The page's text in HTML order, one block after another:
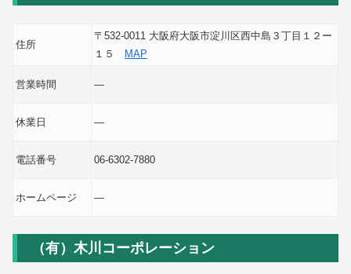
住所
〒532-0011 大阪府大阪市淀川区西中島３丁目１２ー
１５ MAP
営業時間 ―
休業日 ―
電話番号 06-6302-7880
ホームページ ―
（有）木川コーポレーション